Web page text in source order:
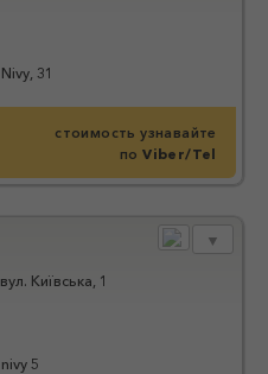
31
стоимость узнавайте
поViber/Tel
▼
Київська, 1
5